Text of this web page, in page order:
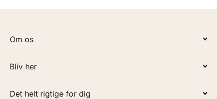
Om os
Bliv her
Det helt rigtige for dig